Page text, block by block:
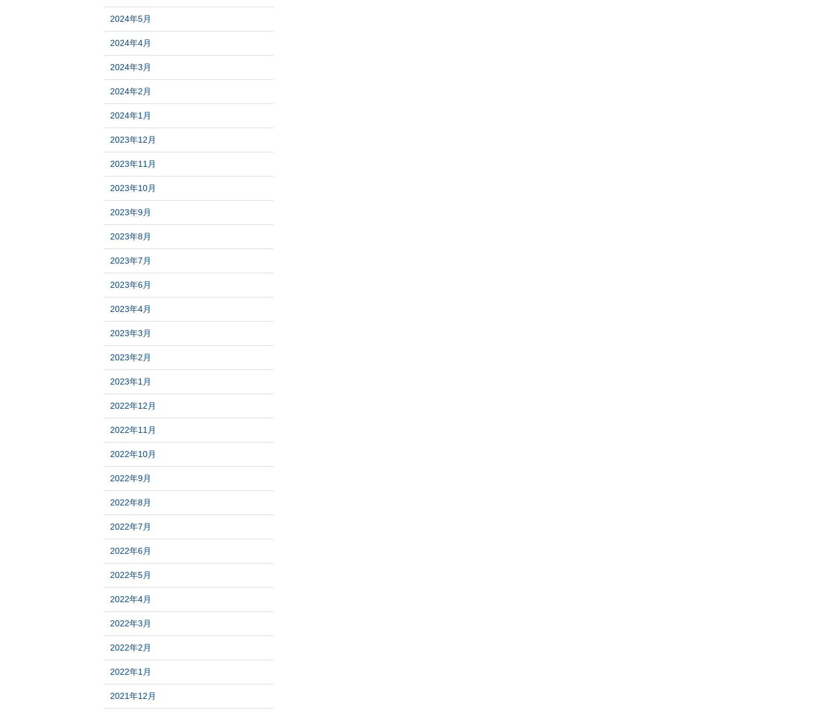
2024年5月
2024年4月
2024年3月
2024年2月
2024年1月
2023年12月
2023年11月
2023年10月
2023年9月
2023年8月
2023年7月
2023年6月
2023年4月
2023年3月
2023年2月
2023年1月
2022年12月
2022年11月
2022年10月
2022年9月
2022年8月
2022年7月
2022年6月
2022年5月
2022年4月
2022年3月
2022年2月
2022年1月
2021年12月